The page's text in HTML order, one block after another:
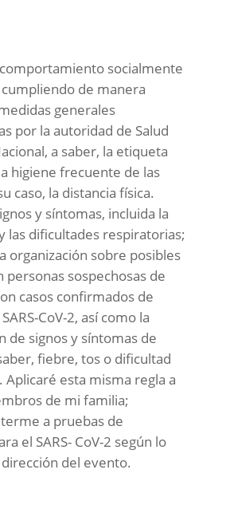
socialmente
de manera
generales
por la autoridad de Salud
a saber, la etiqueta
higiene frecuente de las
caso, la distancia física.
y síntomas, incluida la
las dificultades respiratorias;
organización sobre posibles
personas sospechosas de
casos confirmados de
CoV-2, así como la
de signos y síntomas de
fiebre, tos o dificultad
Aplicaré esta misma regla a
de mi familia;
a pruebas de
el SARS- CoV-2 según lo
del evento.